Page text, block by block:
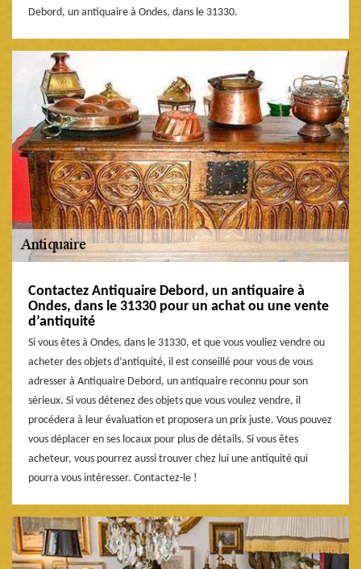
Debord, un antiquaire à Ondes, dans le 31330.
Contactez Antiquaire Debord, un antiquaire à
Ondes, dans le 31330 pour un achat ou une vente
d’antiquité
Si vous êtes à Ondes, dans le 31330, et que vous vouliez vendre ou
acheter des objets d’antiquité, il est conseillé pour vous de vous
adresser à Antiquaire Debord, un antiquaire reconnu pour son
sérieux. Si vous détenez des objets que vous voulez vendre, il
procédera à leur évaluation et proposera un prix juste. Vous pouvez
vous déplacer en ses locaux pour plus de détails. Si vous êtes
acheteur, vous pourrez aussi trouver chez lui une antiquité qui
pourra vous intéresser. Contactez-le !